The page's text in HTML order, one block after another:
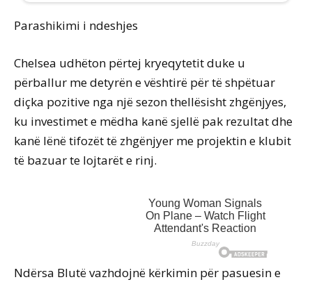
Parashikimi i ndeshjes
Chelsea udhëton përtej kryeqytetit duke u
përballur me detyrën e vështirë për të shpëtuar
diçka pozitive nga një sezon thellësisht zhgënjyes,
ku investimet e mëdha kanë sjellë pak rezultat dhe
kanë lënë tifozët të zhgënjyer me projektin e klubit
të bazuar te lojtarët e rinj.
Ndërsa Blutë vazhdojnë kërkimin për pasuesin e